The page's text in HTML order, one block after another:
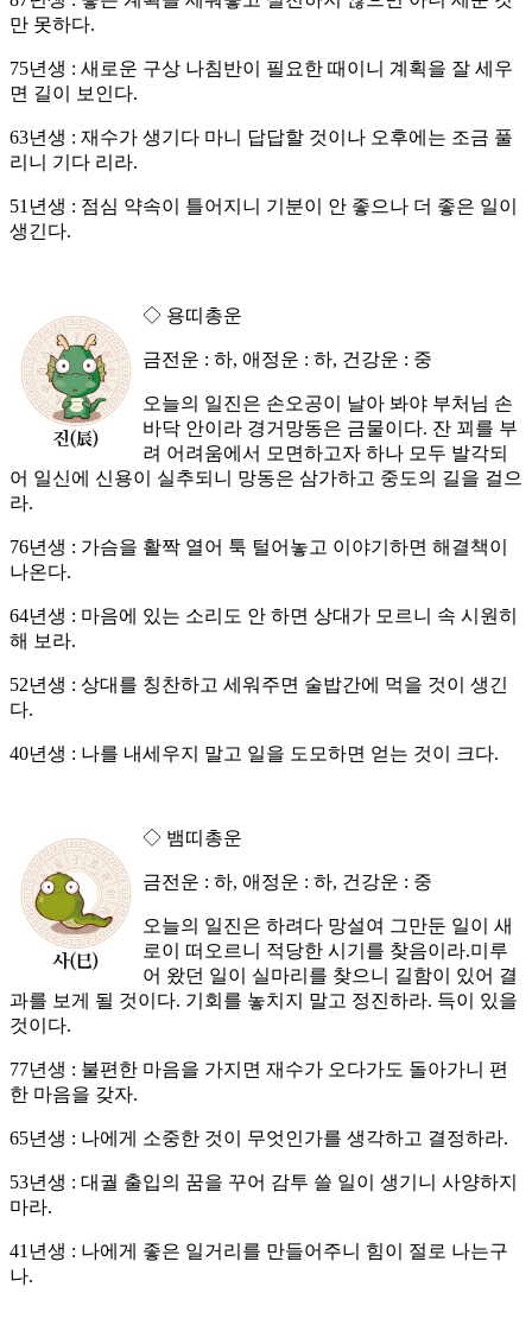
만 못하다.
75년생 : 새로운 구상 나침반이 필요한 때이니 계획을 잘 세우
면 길이 보인다.
63년생 : 재수가 생기다 마니 답답할 것이나 오후에는 조금 풀
리니 기다 리라.
51년생 : 점심 약속이 틀어지니 기분이 안 좋으나 더 좋은 일이
생긴다.
◇ 용띠총운
금전운 : 하, 애정운 : 하, 건강운 : 중
오늘의 일진은 손오공이 날아 봐야 부처님 손
바닥 안이라 경거망동은 금물이다. 잔 꾀를 부
려 어려움에서 모면하고자 하나 모두 발각되
어 일신에 신용이 실추되니 망동은 삼가하고 중도의 길을 걸으
라.
76년생 : 가슴을 활짝 열어 툭 털어놓고 이야기하면 해결책이
나온다.
64년생 : 마음에 있는 소리도 안 하면 상대가 모르니 속 시원히
해 보라.
52년생 : 상대를 칭찬하고 세워주면 술밥간에 먹을 것이 생긴
다.
40년생 : 나를 내세우지 말고 일을 도모하면 얻는 것이 크다.
◇ 뱀띠총운
금전운 : 하, 애정운 : 하, 건강운 : 중
오늘의 일진은 하려다 망설여 그만둔 일이 새
로이 떠오르니 적당한 시기를 찾음이라.미루
어 왔던 일이 실마리를 찾으니 길함이 있어 결
과를 보게 될 것이다. 기회를 놓치지 말고 정진하라. 득이 있을
것이다.
77년생 : 불편한 마음을 가지면 재수가 오다가도 돌아가니 편
한 마음을 갖자.
65년생 : 나에게 소중한 것이 무엇인가를 생각하고 결정하라.
53년생 : 대궐 출입의 꿈을 꾸어 감투 쓸 일이 생기니 사양하지
마라.
41년생 : 나에게 좋은 일거리를 만들어주니 힘이 절로 나는구
나.